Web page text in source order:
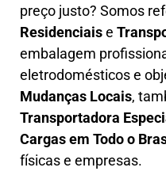
preço justo? Somos
Residenciaise
embalagem
eletrodomésticos e
Mudanças Locais,
Transportadora
Cargas em Todo o
físicas e empresas.